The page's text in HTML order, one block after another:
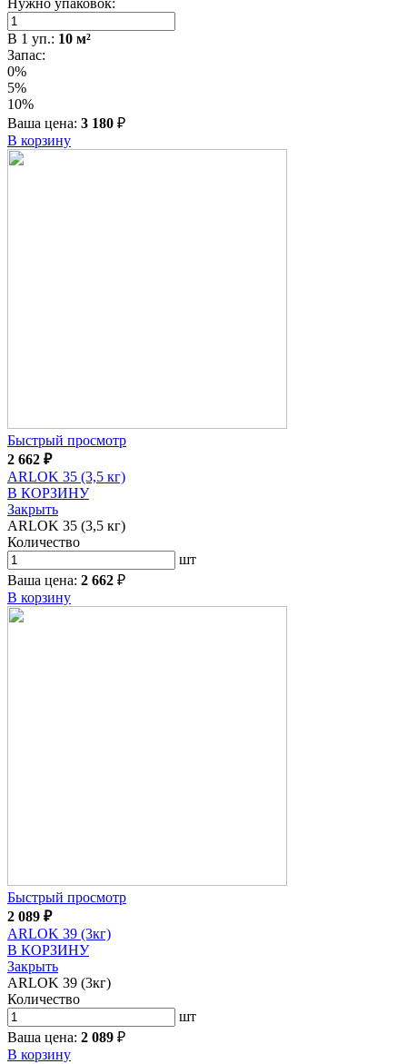
Нужно упаковок:
В 1 уп.: 10 м²
Запас:
0%
5%
10%
Ваша цена: 3 180 ₽
В корзину
Быстрый просмотр
2 662 ₽
ARLOK 35 (3,5 кг)
В КОРЗИНУ
Закрыть
ARLOK 35 (3,5 кг)
Количество
шт
Ваша цена: 2 662 ₽
В корзину
Быстрый просмотр
2 089 ₽
ARLOK 39 (3кг)
В КОРЗИНУ
Закрыть
ARLOK 39 (3кг)
Количество
шт
Ваша цена: 2 089 ₽
В корзину